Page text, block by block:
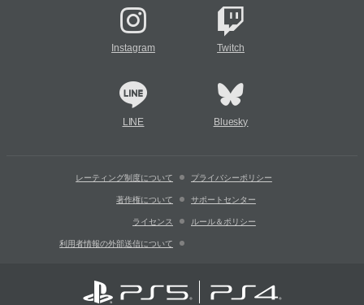
Instagram Twitch
LINE Bluesky
レーティング制度について プライバシーポリシー
著作権について サポートセンター
ライセンス ルール＆ポリシー
利用者情報の外部送信について